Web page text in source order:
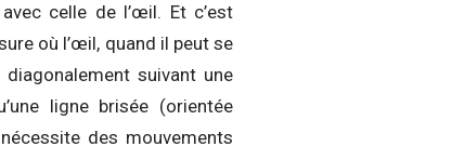
celle de l’œil. Et c’est
où l’œil, quand il peut se
suivant une
ligne brisée (orientée
des mouvements